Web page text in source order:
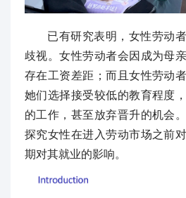
已有研究表明，女性劳动
歧视。女性劳动者会因成为母
存在工资差距；而且女性劳动
她们选择接受较低的教育程度
的工作，甚至放弃晋升的机会
探究女性在进入劳动市场之前
期对其就业的影响。